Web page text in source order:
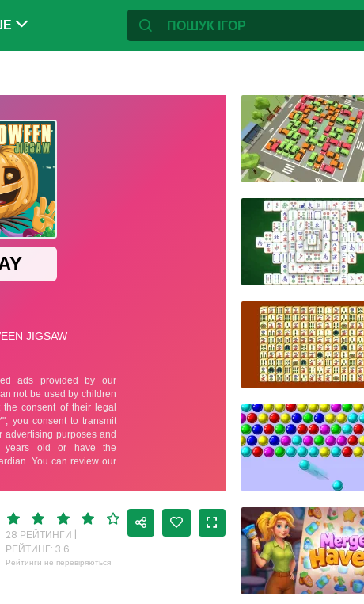
28 РЕЙТИНГИ |
РЕЙТИНГ: 3.6
Рейтинги не перевіряються